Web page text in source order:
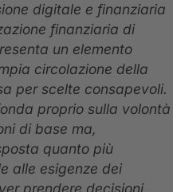
digitale e finanziaria
finanziaria di
un elemento
circolazione della
per scelte consapevoli.
proprio sulla volontà
di base ma,
quanto più
alle esigenze dei
prendere decisioni